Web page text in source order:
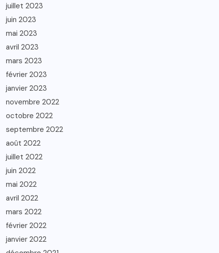
juillet 2023
juin 2023
mai 2023
avril 2023
mars 2023
février 2023
janvier 2023
novembre 2022
octobre 2022
septembre 2022
août 2022
juillet 2022
juin 2022
mai 2022
avril 2022
mars 2022
février 2022
janvier 2022